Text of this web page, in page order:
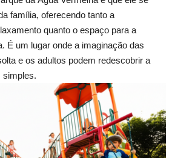
família, oferecendo tanto a
quanto o espaço para a
É um lugar onde a imaginação das
e os adultos podem redescobrir a
simples.